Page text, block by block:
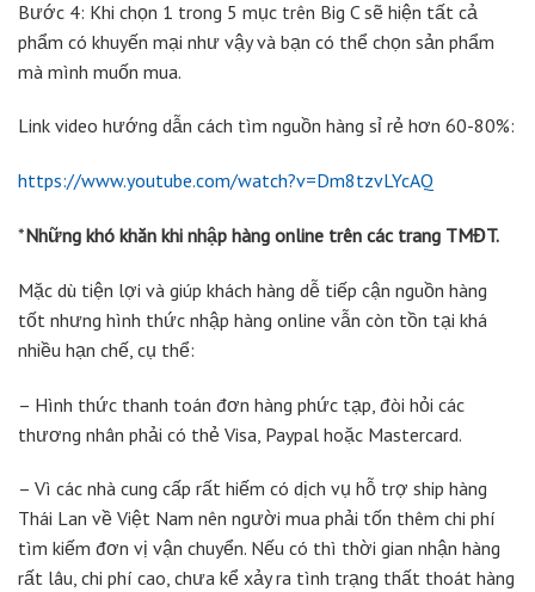
Bước 4: Khi chọn 1 trong 5 mục trên Big C sẽ hiện tất cả
phẩm có khuyến mại như vậy và bạn có thể chọn sản phẩm
mà mình muốn mua.
Link video hướng dẫn cách tìm nguồn hàng sỉ rẻ hơn 60-80%:
https://www.youtube.com/watch?v=Dm8tzvLYcAQ
*Những khó khăn khi nhập hàng online trên các trang TMĐT.
Mặc dù tiện lợi và giúp khách hàng dễ tiếp cận nguồn hàng
tốt nhưng hình thức nhập hàng online vẫn còn tồn tại khá
nhiều hạn chế, cụ thể:
– Hình thức thanh toán đơn hàng phức tạp, đòi hỏi các
thương nhân phải có thẻ Visa, Paypal hoặc Mastercard.
– Vì các nhà cung cấp rất hiếm có dịch vụ hỗ trợ ship hàng
Thái Lan về Việt Nam nên người mua phải tốn thêm chi phí
tìm kiếm đơn vị vận chuyển. Nếu có thì thời gian nhận hàng
rất lâu, chi phí cao, chưa kể xảy ra tình trạng thất thoát hàng